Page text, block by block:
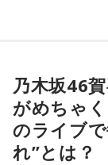
TCC Therapy
に、競走馬とし
て引退を余儀な
乃木坂46
がめちゃ
のライブ
れ”とは？